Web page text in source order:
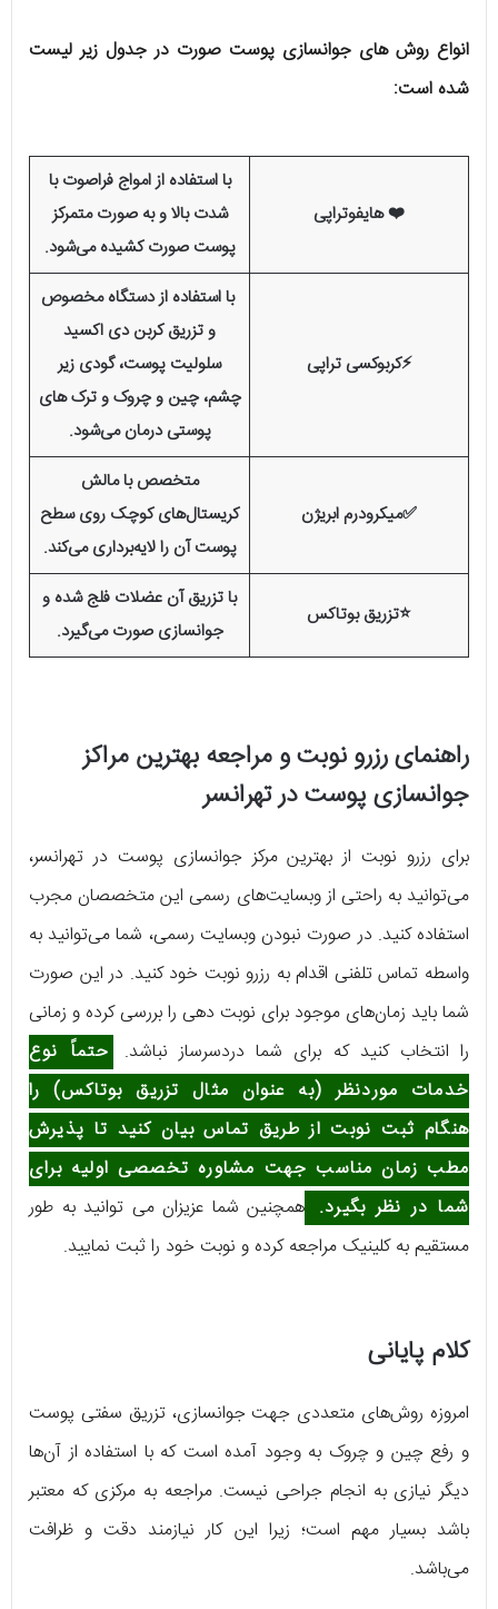
انواع روش های جوانسازی پوست صورت در جدول زیر لیست
شده است:
❤️ هایفوتراپی
با استفاده از امواج فراصوت با
شدت بالا و به صورت متمرکز
پوست صورت کشیده می‌شود.
⚡کربوکسی تراپی
با استفاده از دستگاه مخصوص
و تزریق کربن دی اکسید
سلولیت پوست، گودی زیر
چشم، چین و چروک و ترک های
پوستی درمان می‌شود.
✅میکرودرم ابریژن
متخصص با مالش
کریستال‌های کوچک روی سطح
پوست آن را لایه‌برداری می‌کند.
⭐تزریق بوتاکس
با تزریق آن عضلات فلج شده و
جوانسازی صورت می‌گیرد.
راهنمای رزرو نوبت و مراجعه بهترین مراکز
جوانسازی پوست در تهرانسر
برای رزرو نوبت از بهترین مرکز جوانسازی پوست در تهرانسر،
می‌توانید به راحتی از وبسایت‌های رسمی این متخصصان مجرب
استفاده کنید. در صورت نبودن وبسایت رسمی، شما می‌توانید به
واسطه تماس تلفنی اقدام به رزرو نوبت خود کنید. در این صورت
شما باید زمان‌های موجود برای نوبت دهی را بررسی کرده و زمانی
را انتخاب کنید که برای شما دردسرساز نباشد. حتماً نوع
خدمات موردنظر (به عنوان مثال تزریق بوتاکس) را
هنگام ثبت نوبت از طریق تماس بیان کنید تا پذیرش
مطب زمان مناسب جهت مشاوره تخصصی اولیه برای
شما در نظر بگیرد. همچنین شما عزیزان می توانید به طور
مستقیم به کلینیک مراجعه کرده و نوبت خود را ثبت نمایید.
کلام پایانی
امروزه روش‌های متعددی جهت جوانسازی، تزریق سفتی پوست
و رفع چین و چروک به وجود آمده است که با استفاده از آن‌ها
دیگر نیازی به انجام جراحی نیست. مراجعه به مرکزی که معتبر
باشد بسیار مهم است؛ زیرا این کار نیازمند دقت و ظرافت
می‌باشد.